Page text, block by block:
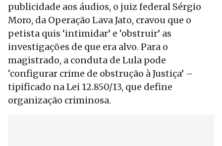
publicidade aos áudios, o juiz federal Sérgio
Moro, da Operação Lava Jato, cravou que o
petista quis ‘intimidar’ e ‘obstruir’ as
investigações de que era alvo. Para o
magistrado, a conduta de Lula pode
‘configurar crime de obstrução à Justiça’ –
tipificado na Lei 12.850/13, que define
organização criminosa.